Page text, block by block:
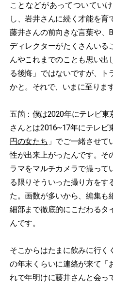
ことなどがあってついてい
し、岩井さんに続く才能を育
藤井さんの前向きな言葉や、
ディレクターがたくさんいる
んやこれまでのことも思い出
る後悔」ではないですが、ト
かと。それで、いまに至ります
五箇：僕は2020年にテレビ
さんとは2016~17年にテレビ
円の女たち 」でご一緒させ
性が出来上がったんです。そ
ラマをマルチカメラで撮って
る限りそういった撮り方をす
た。画数が多いから、編集も
細部まで徹底的にこだわるタ
んです。
そこからはたまに飲みに行く
の年末くらいに連絡が来て「
れで年明けに藤井さんと会っ